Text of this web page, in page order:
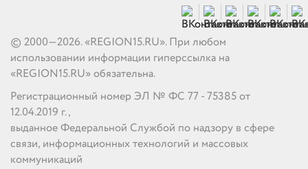
© 2000—2026. «REGION15.RU». При любом
использовании информации гиперссылка на
«REGION15.RU» обязательна.
Регистрационный номер ЭЛ № ФС 77 - 75385 от
12.04.2019 г.,
выданное Федеральной Службой по надзору в сфере
связи, информационных технологий и массовых
коммуникаций